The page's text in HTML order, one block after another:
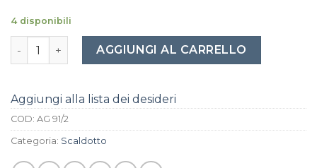
4 disponibili
Scaldotto Caleffi art. Leopard colore caffè quantità
AGGIUNGI AL CARRELLO
Aggiungi alla lista dei desideri
COD: AG 91/2
Categoria: Scaldotto